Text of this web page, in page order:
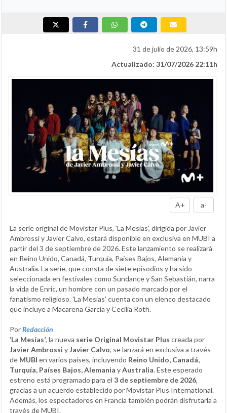
31 de julio de 2026, 13:59h
Actualizado: 31/07/2026 22:11h
A+ a-
La serie original de Movistar Plus, 'La Mesías', dirigida por Javier
Ambrossi y Javier Calvo, estará disponible en exclusiva en MUBI a
partir del 3 de septiembre de 2026. Este lanzamiento se realizará
en Reino Unido, Canadá, Turquía, Países Bajos, Alemania y
Australia. La serie, que consta de siete episodios y ha sido
seleccionada en festivales como Sundance y San Sebastián, narra
la vida de Enric, un hombre con un pasado marcado por el
fanatismo religioso. 'La Mesías' cuenta con un elenco destacado
que incluye a Macarena García y Cecilia Roth.
PorRedacción
‘La Mesías’, la nueva serie Original Movistar Plus creada por
Javier Ambrossi yJavier Calvo, se lanzará en exclusiva a través
de MUBI en varios países, incluyendo Reino Unido, Canadá,
Turquía, Países Bajos, Alemania yAustralia. Este esperado
estreno está programado para el 3 de septiembre de 2026,
gracias a un acuerdo establecido por Movistar Plus International.
Además, los espectadores en Francia también podrán disfrutarla a
través de MUBI.